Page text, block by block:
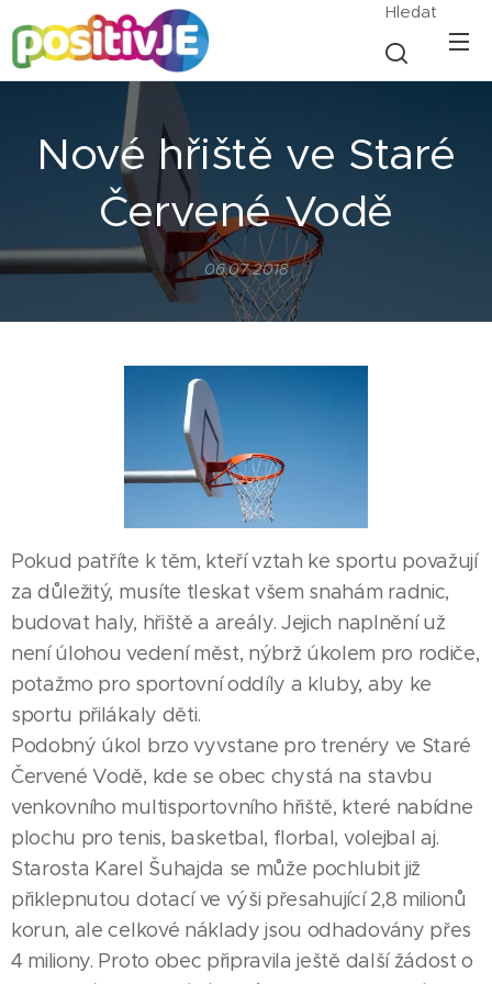
Hledat
Nové hřiště ve Staré
Červené Vodě
06.07.2018
Pokud patříte k těm, kteří vztah ke sportu považují
za důležitý, musíte tleskat všem snahám radnic,
budovat haly, hřiště a areály. Jejich naplnění už
není úlohou vedení měst, nýbrž úkolem pro rodiče,
potažmo pro sportovní oddíly a kluby, aby ke
sportu přilákaly děti.
Podobný úkol brzo vyvstane pro trenéry ve Staré
Červené Vodě, kde se obec chystá na stavbu
venkovního multisportovního hřiště, které nabídne
plochu pro tenis, basketbal, florbal, volejbal aj.
Starosta Karel Šuhajda se může pochlubit již
přiklepnutou dotací ve výši přesahující 2,8 milionů
korun, ale celkové náklady jsou odhadovány přes
4 miliony. Proto obec připravila ještě další žádost o